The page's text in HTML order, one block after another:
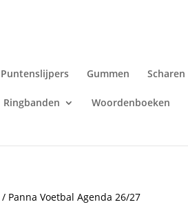
Puntenslijpers Gummen Scharen
Ringbanden Woordenboeken
/ Panna Voetbal Agenda 26/27